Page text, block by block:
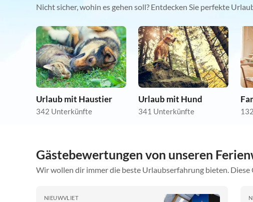
Nicht sicher, wohin es gehen soll? Entdecken Sie perfekte
Urlaub mit Haustier
342 Unterkünfte
Urlaub mit Hund
341 Unterkünfte
Gästebewertungen von unseren
Wir wollen dir immer die beste Urlaubserfahrung bieten. Diese
NIEUWVLIET